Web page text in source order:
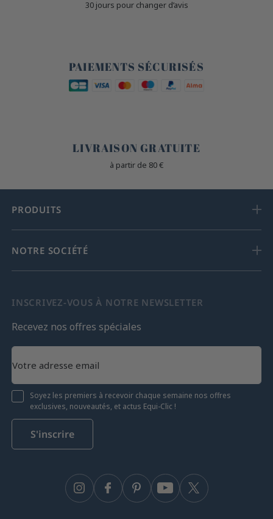
30 jours pour changer d’avis
PAIEMENTS SÉCURISÉS
LIVRAISON GRATUITE
à partir de 80 €
PRODUITS
NOTRE SOCIÉTÉ
INSCRIVEZ-VOUS À NOTRE NEWSLETTER
Recevez nos offres spéciales
Soyez les premiers à recevoir chaque semaine nos offres
exclusives, nouveautés, et actus Equi-Clic !
S'inscrire
Facebook Twitter
YouTube
Pinterest
Instagram